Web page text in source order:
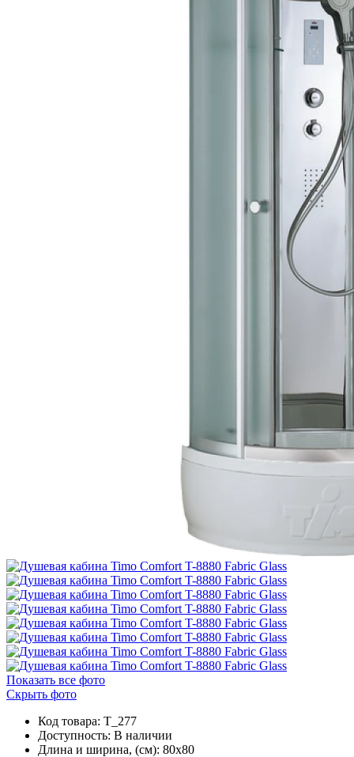
Показать все фото
Скрыть фото
Код товара: T_277
Доступность: В наличии
Длина и ширина, (см): 80x80